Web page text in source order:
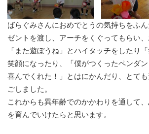
ばらぐみさんにおめでとうの気持ちをふ
ゼントを渡し、アーチをくぐってもらい、
「また遊ぼうね」とハイタッチをしたり
笑顔になったり、「僕がつくったペンダ
喜んでくれた！」とはにかんだり、とて
ごしました。
これからも異年齢でのかかわりを通して
を育んでいけたらと思います。